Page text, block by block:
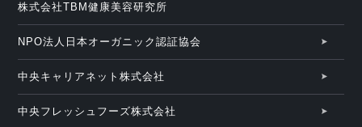
株式会社TBM健康美容研究所
NPO法人日本オーガニック認証協会
中央キャリアネット株式会社
中央フレッシュフーズ株式会社